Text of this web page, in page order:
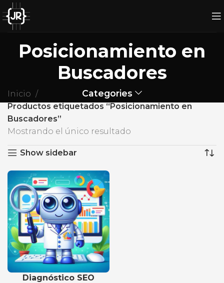
Posicionamiento en
Buscadores
Categories
Inicio
Productos etiquetados “Posicionamiento en
Buscadores”
Mostrando el único resultado
Show sidebar
Diagnóstico SEO